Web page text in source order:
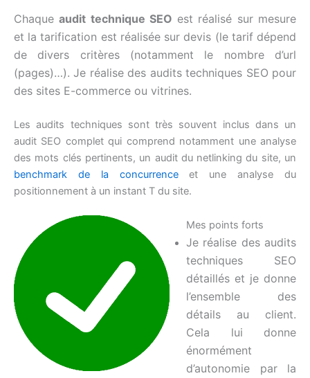
Chaqueaudit technique SEO est réalisé sur mesure
et la tarification est réalisée sur devis (le tarif dépend
de divers critères (notamment le nombre d’url
(pages)…). Je réalise des audits techniques SEO pour
des sites E-commerce ou vitrines.
Les audits techniques sont très souvent inclus dans un
audit SEO complet qui comprend notamment une analyse
des mots clés pertinents, un audit du netlinking du site, un
benchmark de la concurrenceet une analyse du
positionnement à un instant T du site.
Mes points forts
Je réalise des audits
techniques SEO
détaillés et je donne
l’ensemble des
détails au client.
Cela lui donne
énormément
d’autonomie par la